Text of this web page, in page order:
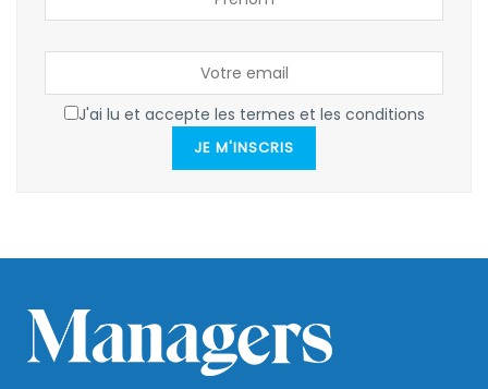
J'ai lu et accepte les termes et les conditions
JE M'INSCRIS